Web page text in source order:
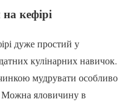
кефірі
дуже простий у
кулінарних навичок.
мудрувати особливо
Можна яловичину в